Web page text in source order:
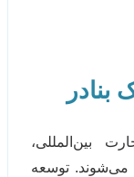
بین‌المللی،
می‌شوند. توسعه